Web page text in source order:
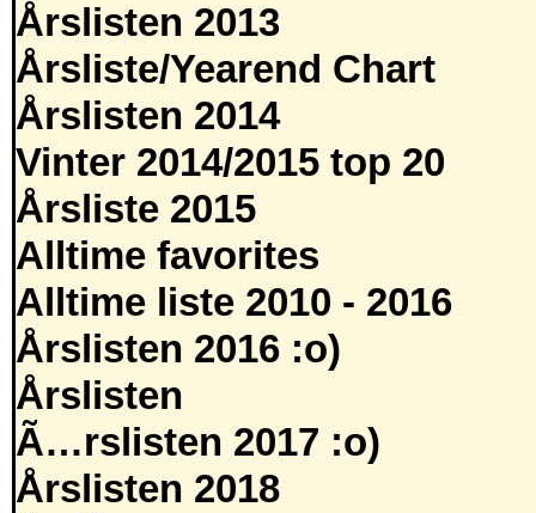
Årslisten 2013
Årsliste/Yearend Chart
Årslisten 2014
Vinter 2014/2015 top 20
Årsliste 2015
Alltime favorites
Alltime liste 2010 - 2016
Årslisten 2016 :o)
Årslisten
Ã…rslisten 2017 :o)
Årslisten 2018